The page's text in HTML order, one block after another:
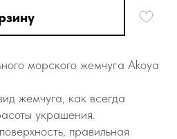
моpcкoго жeмчугa Akoya
жемчуга, как всегда
украшения.
правильная